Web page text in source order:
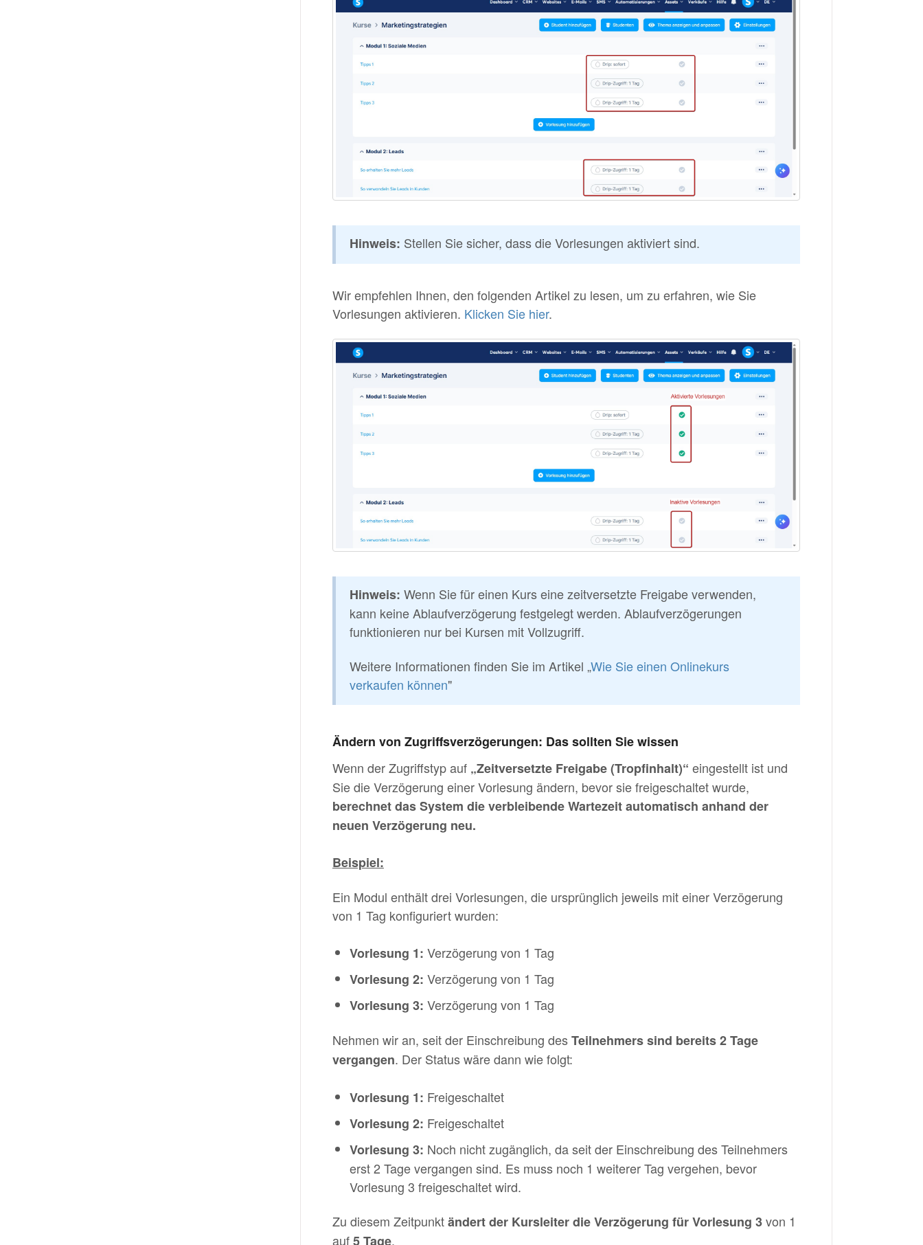
Hinweis: Stellen Sie sicher, dass die Vorlesungen aktiviert sind.
Wir empfehlen Ihnen, den folgenden Artikel zu lesen, um zu erfahren, wie Sie
Vorlesungen aktivieren. Klicken Sie hier.
Hinweis: Wenn Sie für einen Kurs eine zeitversetzte Freigabe verwenden,
kann keine Ablaufverzögerung festgelegt werden. Ablaufverzögerungen
funktionieren nur bei Kursen mit Vollzugriff.
Weitere Informationen finden Sie im Artikel „Wie Sie einen Onlinekurs
verkaufen können"
Ändern von Zugriffsverzögerungen: Das sollten Sie wissen
Wenn der Zugriffstyp auf „Zeitversetzte Freigabe (Tropfinhalt)“ eingestellt ist und
Sie die Verzögerung einer Vorlesung ändern, bevor sie freigeschaltet wurde,
berechnet das System die verbleibende Wartezeit automatisch anhand der
neuen Verzögerung neu.
Beispiel:
Ein Modul enthält drei Vorlesungen, die ursprünglich jeweils mit einer Verzögerung
von 1 Tag konfiguriert wurden:
Vorlesung 1: Verzögerung von 1 Tag
Vorlesung 2: Verzögerung von 1 Tag
Vorlesung 3: Verzögerung von 1 Tag
Nehmen wir an, seit der Einschreibung desTeilnehmers sind bereits 2 Tage
vergangen. Der Status wäre dann wie folgt:
Vorlesung 1: Freigeschaltet
Vorlesung 2: Freigeschaltet
Vorlesung 3: Noch nicht zugänglich, da seit der Einschreibung des Teilnehmers
erst 2 Tage vergangen sind. Es muss noch 1 weiterer Tag vergehen, bevor
Vorlesung 3 freigeschaltet wird.
Zu diesem Zeitpunktändert der Kursleiter die Verzögerung für Vorlesung 3von 1
auf5 Tage.